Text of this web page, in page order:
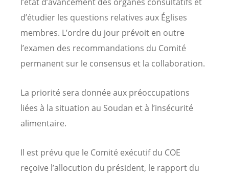
d’étudier les questions relatives aux Églises
membres. L’ordre du jour prévoit en outre
l’examen des recommandations du Comité
permanent sur le consensus et la collaboration.
La priorité sera donnée aux préoccupations
liées à la situation au Soudan et à l’insécurité
alimentaire.
Il est prévu que le Comité exécutif du COE
reçoive l’allocution du président, le rapport du